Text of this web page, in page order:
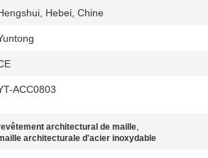
Hebei, Chine
ACC0803
architectural de maille,
architecturale d'acier inoxydable